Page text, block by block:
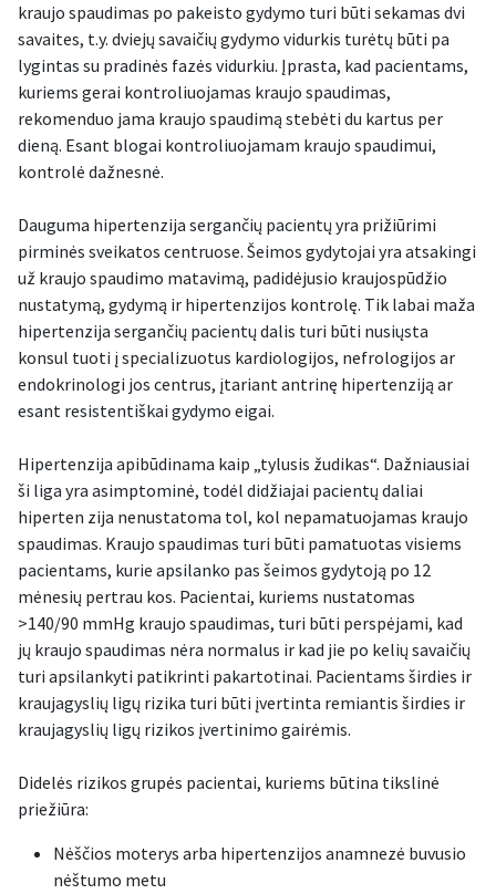
kraujo spaudimas po pakeisto gydymo turi būti sekamas dvi
savaites, t.y. dviejų savaičių gydymo vidurkis turėtų būti pa
lygintas su pradinės fazės vidurkiu. Įprasta, kad pacientams,
kuriems gerai kontroliuojamas kraujo spaudimas,
rekomenduo jama kraujo spaudimą stebėti du kartus per
dieną. Esant blogai kontroliuojamam kraujo spaudimui,
kontrolė dažnesnė.
Dauguma hipertenzija sergančių pacientų yra prižiūrimi
pirminės sveikatos centruose. Šeimos gydytojai yra atsakingi
už kraujo spaudimo matavimą, padidėjusio kraujospūdžio
nustatymą, gydymą ir hipertenzijos kontrolę. Tik labai maža
hipertenzija sergančių pacientų dalis turi būti nusiųsta
konsul tuoti į specializuotus kardiologijos, nefrologijos ar
endokrinologi jos centrus, įtariant antrinę hipertenziją ar
esant resistentiškai gydymo eigai.
Hipertenzija apibūdinama kaip „tylusis žudikas“. Dažniausiai
ši liga yra asimptominė, todėl didžiajai pacientų daliai
hiperten zija nenustatoma tol, kol nepamatuojamas kraujo
spaudimas. Kraujo spaudimas turi būti pamatuotas visiems
pacientams, kurie apsilanko pas šeimos gydytoją po 12
mėnesių pertrau kos. Pacientai, kuriems nustatomas
>140/90 mmHg kraujo spaudimas, turi būti perspėjami, kad
jų kraujo spaudimas nėra normalus ir kad jie po kelių savaičių
turi apsilankyti patikrinti pakartotinai. Pacientams širdies ir
kraujagyslių ligų rizika turi būti įvertinta remiantis širdies ir
kraujagyslių ligų rizikos įvertinimo gairėmis.
Didelės rizikos grupės pacientai, kuriems būtina tikslinė
priežiūra:
Nėščios moterys arba hipertenzijos anamnezė buvusio
nėštumo metu